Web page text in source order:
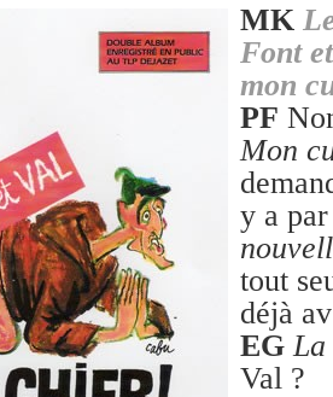
MK
Font
mon
PF
Mon
y a
tout
déjà
EG
Val ?